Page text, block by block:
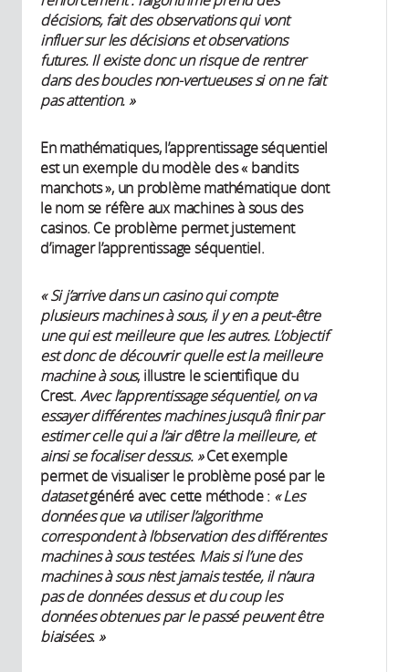
décisions, fait des observations qui vont
influer sur les décisions et observations
futures. Il existe donc un risque de rentrer
dans des boucles non-vertueuses si on ne fait
pas attention. »
En mathématiques, l’apprentissage séquentiel
est un exemple du modèle des « bandits
manchots », un problème mathématique dont
le nom se réfère aux machines à sous des
casinos. Ce problème permet justement
d’imager l’apprentissage séquentiel.
« Si j’arrive dans un casino qui compte
plusieurs machines à sous, il y en a peut-être
une qui est meilleure que les autres. L’objectif
est donc de découvrir quelle est la meilleure
machine à sous, illustre le scientifique du
Crest. Avec l’apprentissage séquentiel, on va
essayer différentes machines jusqu’à finir par
estimer celle qui a l’air d’être la meilleure, et
ainsi se focaliser dessus. »Cet exemple
permet de visualiser le problème posé par le
datasetgénéré avec cette méthode : « Les
données que va utiliser l’algorithme
correspondent à l’observation des différentes
machines à sous testées. Mais si l’une des
machines à sous n’est jamais testée, il n’aura
pas de données dessus et du coup les
données obtenues par le passé peuvent être
biaisées. »